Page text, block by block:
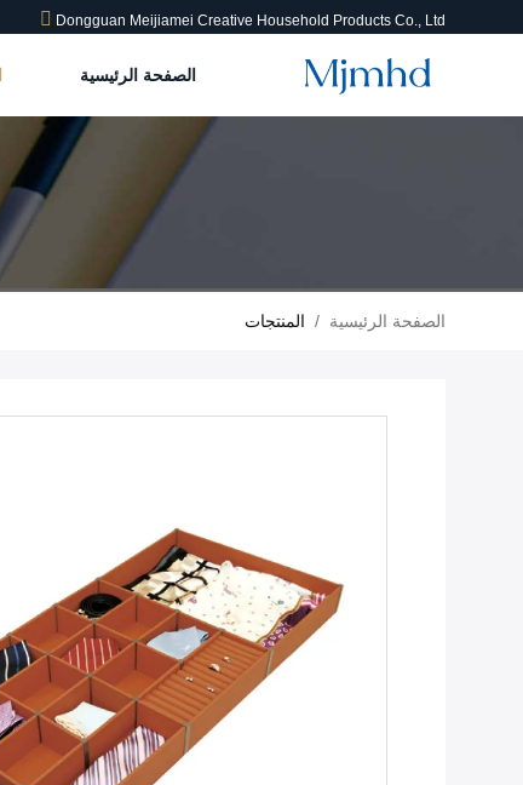
Dongguan Meijiamei Creative Household Products Co., Ltd
الصفحة الرئيسية
الصفحة الرئيسية / المنتجات